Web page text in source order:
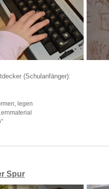
(Schulanfänger):
legen
Spur